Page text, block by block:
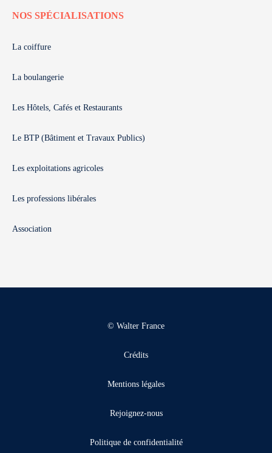
NOS SPÉCIALISATIONS
La coiffure
La boulangerie
Les Hôtels, Cafés et Restaurants
Le BTP (Bâtiment et Travaux Publics)
Les exploitations agricoles
Les professions libérales
Association
© Walter France
Crédits
Mentions légales
Rejoignez-nous
Politique de confidentialité